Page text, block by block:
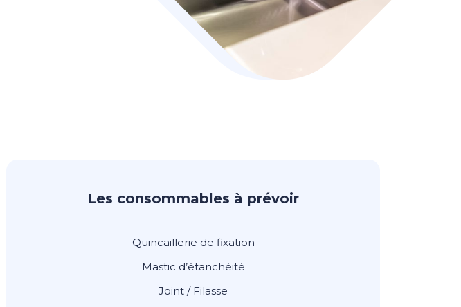
Les consommables à prévoir
Quincaillerie de fixation
Mastic d’étanchéité
Joint / Filasse